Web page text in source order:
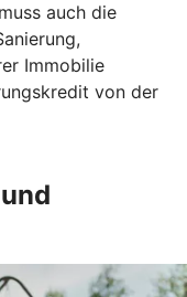
auch die
Immobilie
von der